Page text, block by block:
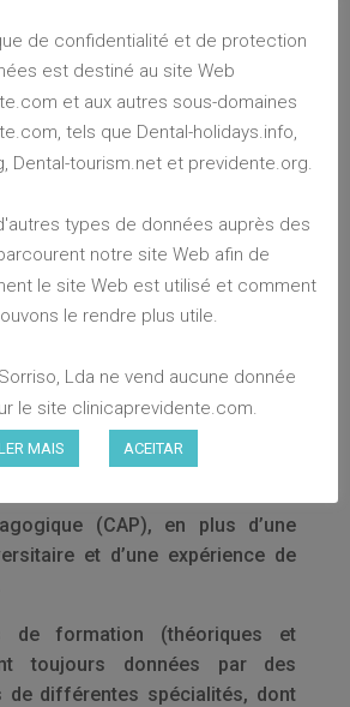
FAIT
du centre de formation
et coordonne des stages
de manière autonome ou en
d’autres entreprises ou
et pratique de haute qualité
recherchent.
organisons également des
(CAP), en plus d’une
et d’une expérience de
de formation (théoriques et
toujours données par des
de différentes spécialités, dont
de confidentialité et de protection
est destiné au site Web
et aux autres sous-domaines
tels que Dental-holidays.info,
Dental-tourism.net et previdente.org.
types de données auprès des
notre site Web afin de
le site Web est utilisé et comment
le rendre plus utile.
Lda ne vend aucune donnée
le site clinicaprevidente.com.
MAIS ACEITAR